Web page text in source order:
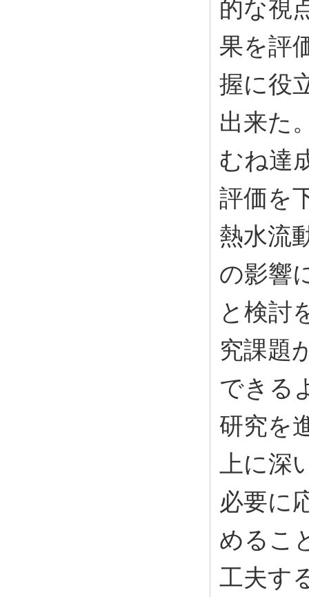
的な視
果を評
握に役
出来た
むね達
評価を
熱水流
の影響
と検討
究課題
できる
研究を
上に
必要に
めるこ
工夫す